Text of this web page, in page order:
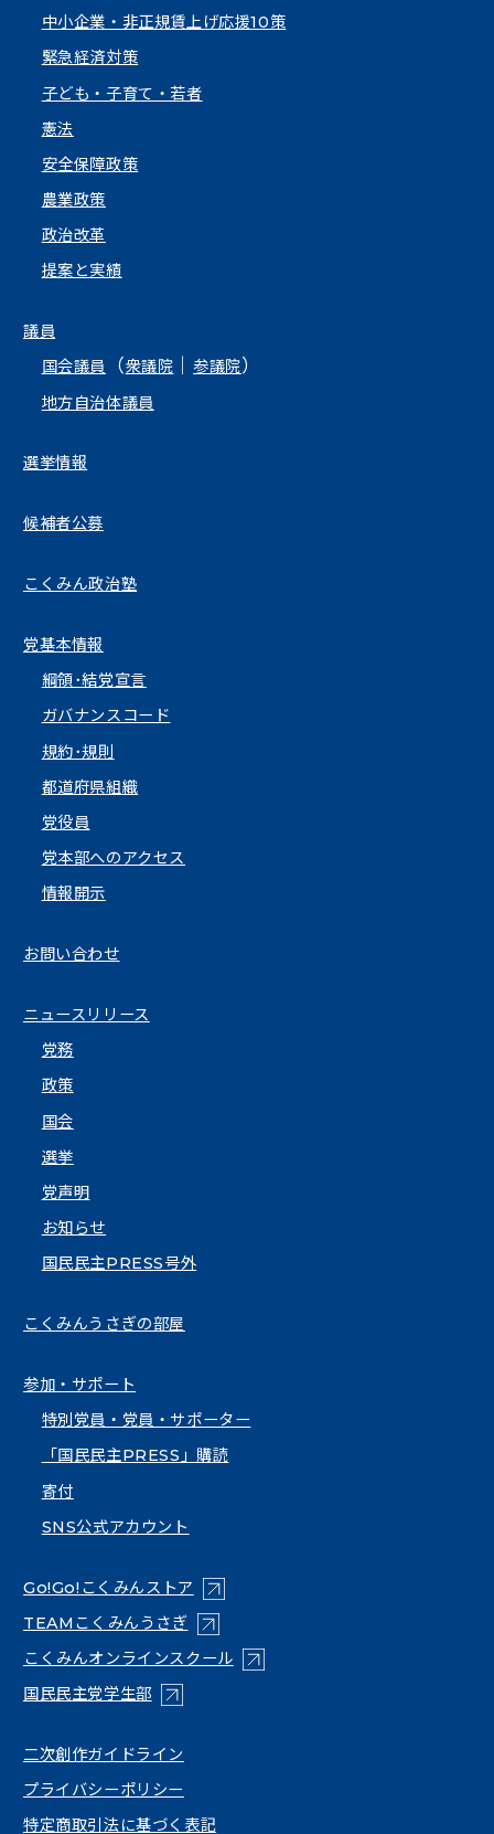
中小企業・非正規賃上げ応援10策
緊急経済対策
子ども・子育て・若者
憲法
安全保障政策
農業政策
政治改革
提案と実績
議員
国会議員
（衆議院 ｜参議院）
地方自治体議員
選挙情報
候補者公募
こくみん政治塾
党基本情報
綱領･結党宣言
ガバナンスコード
規約･規則
都道府県組織
党役員
党本部へのアクセス
情報開示
お問い合わせ
ニュースリリース
党務
政策
国会
選挙
党声明
お知らせ
国民民主PRESS号外
こくみんうさぎの部屋
参加・サポート
特別党員・党員・サポーター
「国民民主PRESS」購読
寄付
SNS公式アカウント
Go!Go!こくみんストア （新しいタブで開く）
TEAMこくみんうさぎ（新しいタブで開く）
こくみんオンラインスクール（新しいタブで開く）
国民民主党学生部（新しいタブで開く）
二次創作ガイドライン
プライバシーポリシー
特定商取引法に基づく表記